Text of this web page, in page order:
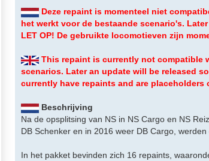
Deze repaint is momenteel niet
het werkt voor de bestaande scenario's.
LET OP! De gebruikte locomotieven zijn
This repaint is currently not compatible
scenarios. Later an update will be released
currently have repaints and are placeholders
Beschrijving
Na de opsplitsing van NS in NS Cargo en NS
DB Schenker en in 2016 weer DB Cargo,
In het pakket bevinden zich 16 repaints,